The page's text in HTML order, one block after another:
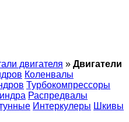
двигателя » Двигатели
Коленвалы
Турбокомпрессоры
Распредвалы
Интеркулеры Шкивы